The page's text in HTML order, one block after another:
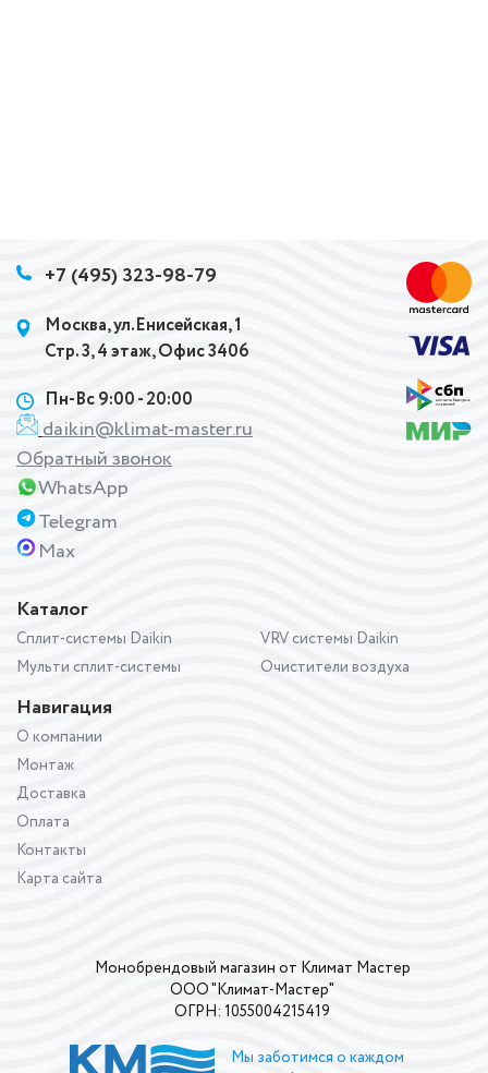
Каталог
Сплит-системы Daikin
Мульти сплит-системы
VRV системы Daikin
Очистители воздуха
Навигация
О компании
Монтаж
Доставка
Оплата
Контакты
Карта сайта
+7 (495) 323-98-79
Москва, ул.Енисейская, 1
Стр. 3, 4 этаж, Офис 3406
Пн-Вс 9:00 - 20:00
daikin@klimat-master.ru
Обратный звонок
WhatsApp
Telegram
Max
Монобрендовый магазин от Климат Мастер
ООО "Климат-Мастер"
ОГРН: 1055004215419
Мы заботимся о каждом